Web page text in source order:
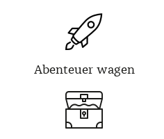
Abenteuer wagen